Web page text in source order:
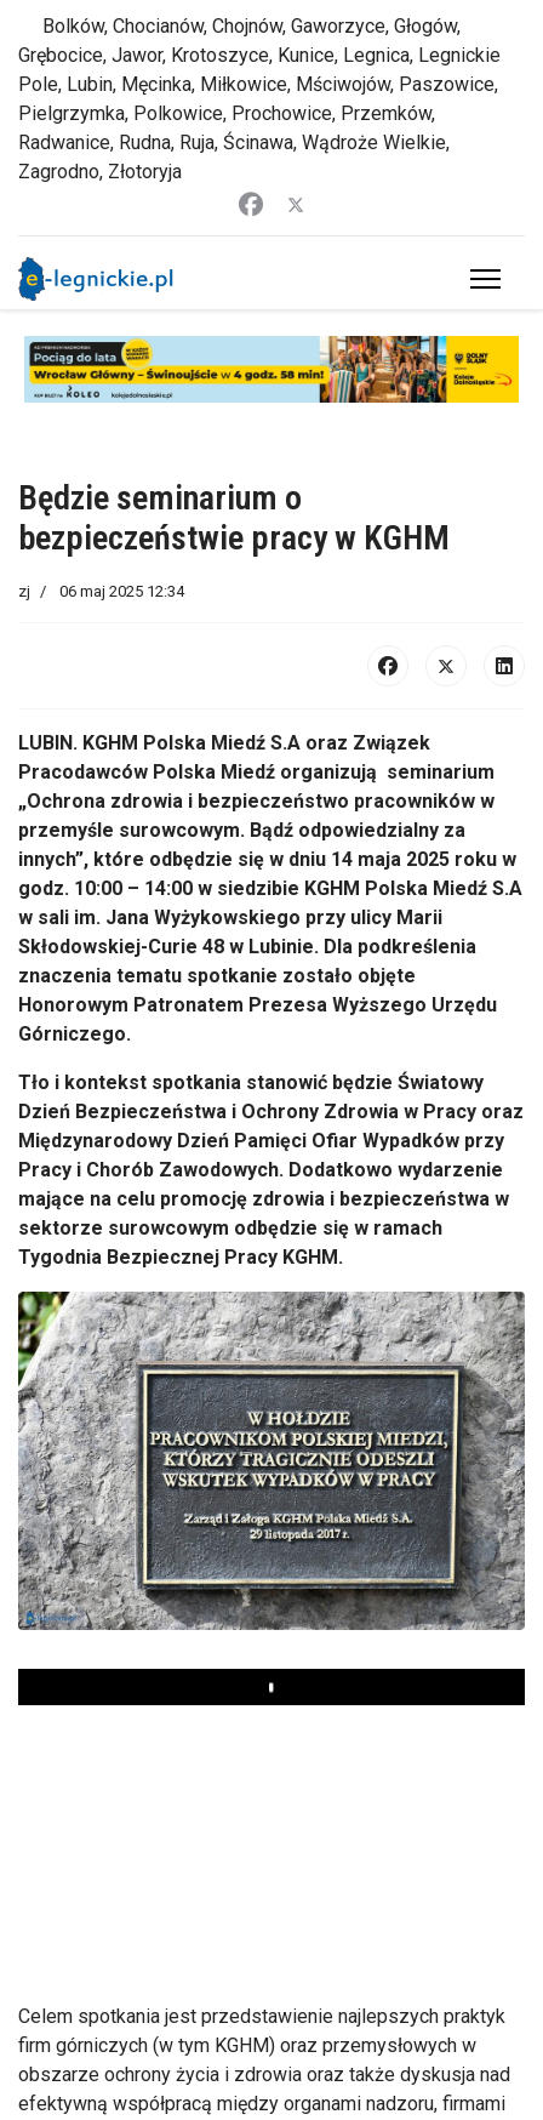
Bolków, Chocianów, Chojnów, Gaworzyce, Głogów,
Grębocice, Jawor, Krotoszyce, Kunice, Legnica, Legnickie
Pole, Lubin, Męcinka, Miłkowice, Mściwojów, Paszowice,
Pielgrzymka, Polkowice, Prochowice, Przemków,
Radwanice, Rudna, Ruja, Ścinawa, Wądroże Wielkie,
Zagrodno, Złotoryja
Będzie seminarium o
bezpieczeństwie pracy w KGHM
zj 06 maj 2025 12:34
LUBIN. KGHM Polska Miedź S.A oraz Związek
Pracodawców Polska Miedź organizują seminarium
„Ochrona zdrowia i bezpieczeństwo pracowników w
przemyśle surowcowym. Bądź odpowiedzialny za
innych”, które odbędzie się w dniu 14 maja 2025 roku w
godz. 10:00 – 14:00 w siedzibie KGHM Polska Miedź S.A
w sali im. Jana Wyżykowskiego przy ulicy Marii
Skłodowskiej-Curie 48 w Lubinie. Dla podkreślenia
znaczenia tematu spotkanie zostało objęte
Honorowym Patronatem Prezesa Wyższego Urzędu
Górniczego.
Tło i kontekst spotkania stanowić będzie Światowy
Dzień Bezpieczeństwa i Ochrony Zdrowia w Pracy oraz
Międzynarodowy Dzień Pamięci Ofiar Wypadków przy
Pracy i Chorób Zawodowych. Dodatkowo wydarzenie
mające na celu promocję zdrowia i bezpieczeństwa w
sektorze surowcowym odbędzie się w ramach
Tygodnia Bezpiecznej Pracy KGHM.
Play
Celem spotkania jest przedstawienie najlepszych praktyk
firm górniczych (w tym KGHM) oraz przemysłowych w
obszarze ochrony życia i zdrowia oraz także dyskusja nad
efektywną współpracą między organami nadzoru, firmami